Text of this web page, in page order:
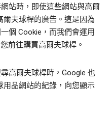
站時，即使這些網站與高爾
夫球桿的廣告。這是因為
個 Cookie，而我們會運用
前往購買高爾夫球桿。
高爾夫球桿時，Google 也
用品網站的紀錄，向您顯示